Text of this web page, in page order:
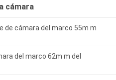
cámara
de cámara del marco 55m m
del marco 62m m del